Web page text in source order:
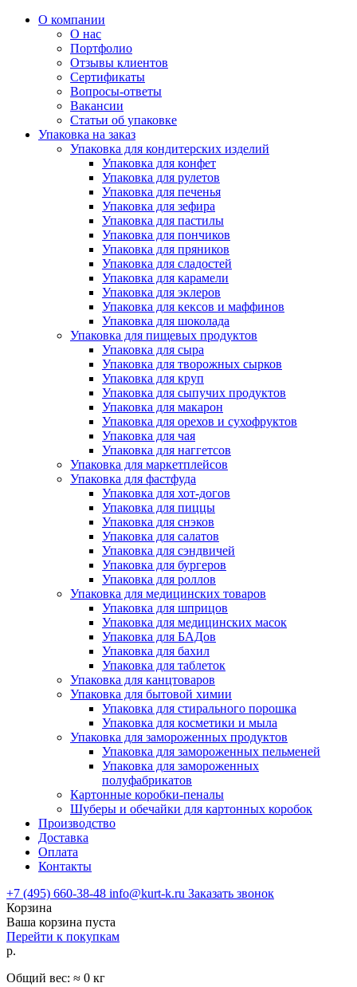
О компании
О нас
Портфолио
Отзывы клиентов
Сертификаты
Вопросы-ответы
Вакансии
Статьи об упаковке
Упаковка на заказ
Упаковка для кондитерских изделий
Упаковка для конфет
Упаковка для рулетов
Упаковка для печенья
Упаковка для зефира
Упаковка для пастилы
Упаковка для пончиков
Упаковка для пряников
Упаковка для сладостей
Упаковка для карамели
Упаковка для эклеров
Упаковка для кексов и маффинов
Упаковка для шоколада
Упаковка для пищевых продуктов
Упаковка для сыра
Упаковка для творожных сырков
Упаковка для круп
Упаковка для сыпучих продуктов
Упаковка для макарон
Упаковка для орехов и сухофруктов
Упаковка для чая
Упаковка для наггетсов
Упаковка для маркетплейсов
Упаковка для фастфуда
Упаковка для хот-догов
Упаковка для пиццы
Упаковка для снэков
Упаковка для салатов
Упаковка для сэндвичей
Упаковка для бургеров
Упаковка для роллов
Упаковка для медицинских товаров
Упаковка для шприцов
Упаковка для медицинских масок
Упаковка для БАДов
Упаковка для бахил
Упаковка для таблеток
Упаковка для канцтоваров
Упаковка для бытовой химии
Упаковка для стирального порошка
Упаковка для косметики и мыла
Упаковка для замороженных продуктов
Упаковка для замороженных пельменей
Упаковка для замороженных
полуфабрикатов
Картонные коробки-пеналы
Шуберы и обечайки для картонных коробок
Производство
Доставка
Оплата
Контакты
+7 (495) 660-38-48 info@kurt-k.ru Заказать звонок
Корзина
Ваша корзина пуста
Перейти к покупкам
р.
Общий вес: ≈ 0 кг